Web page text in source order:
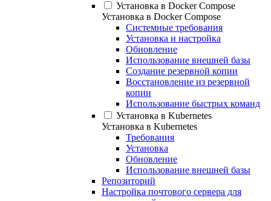
Установка в Docker Compose
Установка в Docker Compose
Системные требования
Установка и настройка
Обновление
Использование внешней базы
Создание резервной копии
Восстановление из резервной
копии
Использование быстрых команд
Установка в Kubernetes
Установка в Kubernetes
Требования
Установка
Обновление
Использование внешней базы
Репозиторий
Настройка почтового сервера для